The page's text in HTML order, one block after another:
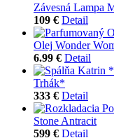
Závesná Lampa
109 € Detail
Olej Wonder
6.99 € Detail
Trhák*
333 € Detail
Stone Antracit
599 € Detail